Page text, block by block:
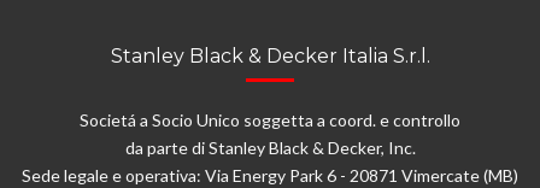
Stanley Black & Decker Italia S.r.l.
Societá a Socio Unico soggetta a coord. e controllo
da parte di Stanley Black & Decker, Inc.
Sede legale e operativa: Via Energy Park 6 - 20871 Vimercate (MB)